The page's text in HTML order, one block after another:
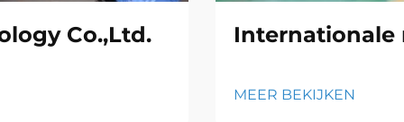
Co.,Ltd. Internationale
MEER BEKIJKEN